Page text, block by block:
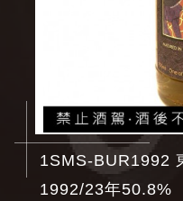
1SMS-BUR1992
1992/23年50.8%